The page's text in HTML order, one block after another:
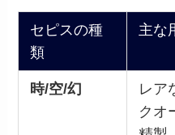
セピスの種
類
主な
時/空/幻
レア
クオ